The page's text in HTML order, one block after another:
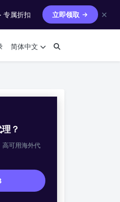
专属折扣 立即领取 ✕
简体中文
？
高可用海外代